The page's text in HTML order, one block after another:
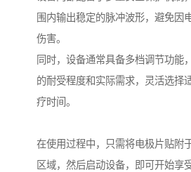
围内输出稳定的脉冲波形，避免因
伤害。
同时，设备通常具备多档调节功能
的耐受程度和实际需求，灵活选择
疗时间。
在使用过程中，只需将电极片贴附
区域，然后启动设备，即可开始享